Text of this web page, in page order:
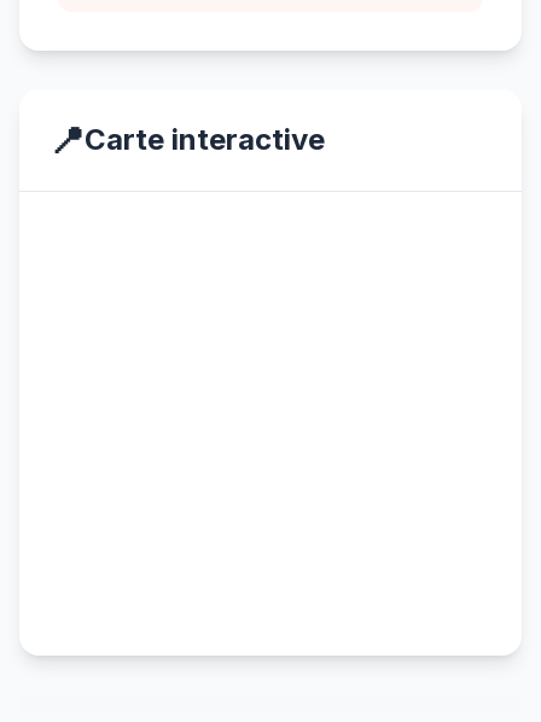
📍Carte interactive